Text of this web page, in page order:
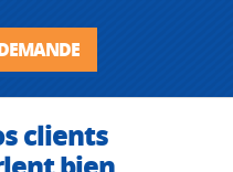
clients